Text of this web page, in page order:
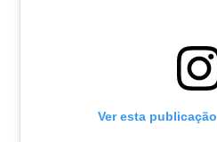
Ver esta